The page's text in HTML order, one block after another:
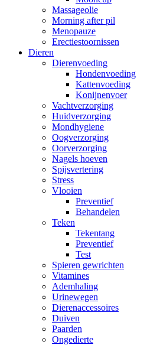
Massageolie
Morning after pil
Menopauze
Erectiestoornissen
Dieren
Dierenvoeding
Hondenvoeding
Kattenvoeding
Konijnenvoer
Vachtverzorging
Huidverzorging
Mondhygiene
Oogverzorging
Oorverzorging
Nagels hoeven
Spijsvertering
Stress
Vlooien
Preventief
Behandelen
Teken
Tekentang
Preventief
Test
Spieren gewrichten
Vitamines
Ademhaling
Urinewegen
Dierenaccessoires
Duiven
Paarden
Ongedierte